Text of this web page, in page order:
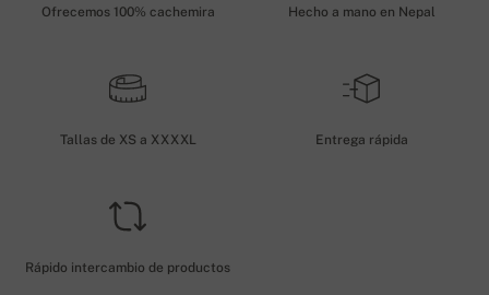
Ofrecemos 100% cachemira Hecho a mano en Nepal
Tallas de XS a XXXXL Entrega rápida
Rápido intercambio de productos